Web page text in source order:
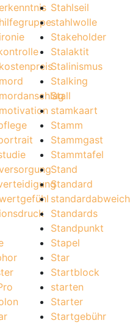
Stahlseil
stahlwolle
Stakeholder
Stalaktit
Stalinismus
Stalking
Stall
stamkaart
Stamm
Stammgast
Stammtafel
Stand
Standard
Standards
Standpunkt
Stapel
Star
Startblock
starten
Starter
Startgebühr